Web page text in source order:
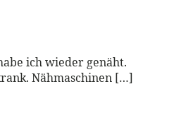
ich wieder genäht.
Nähmaschinen […]